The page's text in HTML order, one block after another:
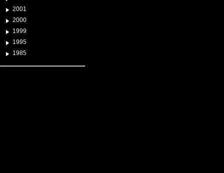
2001
2000
1999
1995
1985